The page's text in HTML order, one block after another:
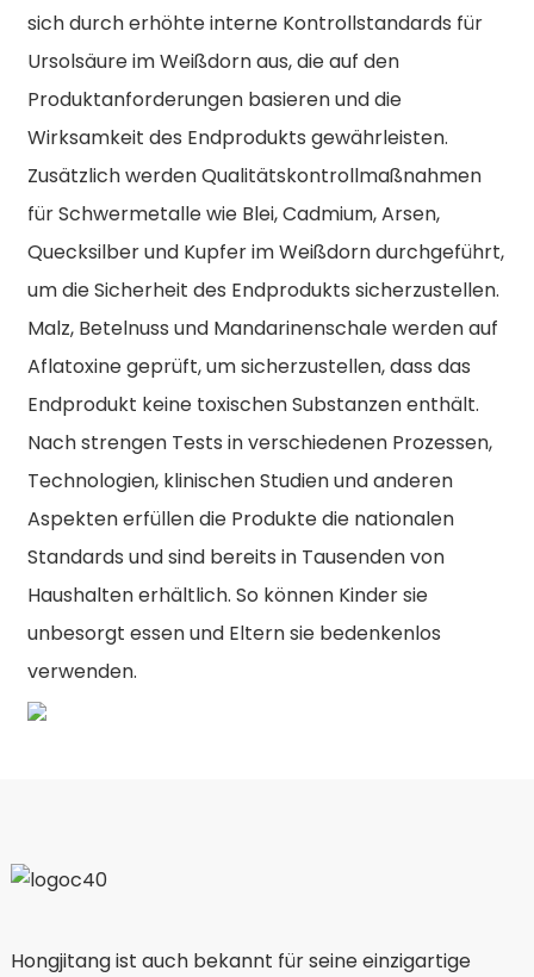
sich durch erhöhte interne Kontrollstandards für
Ursolsäure im Weißdorn aus, die auf den
Produktanforderungen basieren und die
Wirksamkeit des Endprodukts gewährleisten.
Zusätzlich werden Qualitätskontrollmaßnahmen
für Schwermetalle wie Blei, Cadmium, Arsen,
Quecksilber und Kupfer im Weißdorn durchgeführt,
um die Sicherheit des Endprodukts sicherzustellen.
Malz, Betelnuss und Mandarinenschale werden auf
Aflatoxine geprüft, um sicherzustellen, dass das
Endprodukt keine toxischen Substanzen enthält.
Nach strengen Tests in verschiedenen Prozessen,
Technologien, klinischen Studien und anderen
Aspekten erfüllen die Produkte die nationalen
Standards und sind bereits in Tausenden von
Haushalten erhältlich. So können Kinder sie
unbesorgt essen und Eltern sie bedenkenlos
verwenden.
Hongjitang ist auch bekannt für seine einzigartige